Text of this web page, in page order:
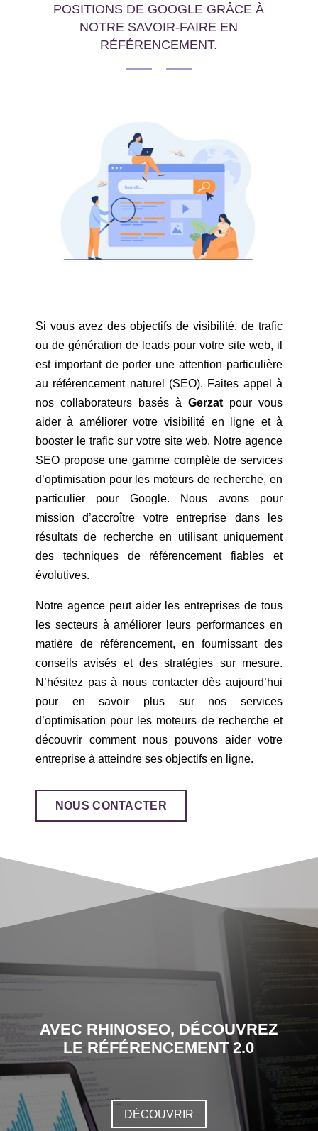
POSITIONS DE GOOGLE GRÂCE À
NOTRE SAVOIR-FAIRE EN
RÉFÉRENCEMENT.
Si vous avez des objectifs de visibilité, de trafic
ou de génération de leads pour votre site web, il
est important de porter une attention particulière
au référencement naturel (SEO). Faites appel à
nos collaborateurs basés àGerzat pour vous
aider à améliorer votre visibilité en ligne et à
booster le trafic sur votre site web. Notre agence
SEO propose une gamme complète de services
d’optimisation pour les moteurs de recherche, en
particulier pour Google. Nous avons pour
mission d’accroître votre entreprise dans les
résultats de recherche en utilisant uniquement
des techniques de référencement fiables et
évolutives.
Notre agence peut aider les entreprises de tous
les secteurs à améliorer leurs performances en
matière de référencement, en fournissant des
conseils avisés et des stratégies sur mesure.
N’hésitez pas à nous contacter dès aujourd’hui
pour en savoir plus sur nos services
d’optimisation pour les moteurs de recherche et
découvrir comment nous pouvons aider votre
entreprise à atteindre ses objectifs en ligne.
NOUS CONTACTER
AVEC RHINOSEO, DÉCOUVREZ
LE RÉFÉRENCEMENT 2.0
DÉCOUVRIR